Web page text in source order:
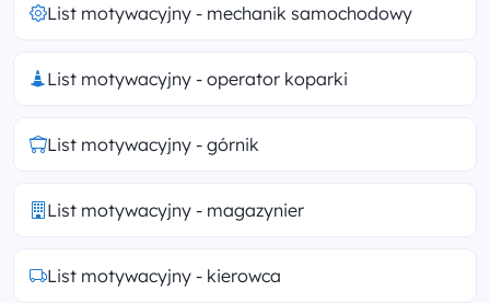
List motywacyjny - mechanik samochodowy
List motywacyjny - operator koparki
List motywacyjny - górnik
List motywacyjny - magazynier
List motywacyjny - kierowca